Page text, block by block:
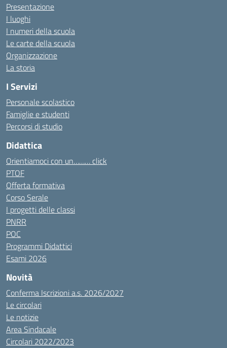
Presentazione
I luoghi
I numeri della scuola
Le carte della scuola
Organizzazione
La storia
I Servizi
Personale scolastico
Famiglie e studenti
Percorsi di studio
Didattica
Orientiamoci con un……… click
PTOF
Offerta formativa
Corso Serale
I progetti delle classi
PNRR
POC
Programmi Didattici
Esami 2026
Novità
Conferma Iscrizioni a.s. 2026/2027
Le circolari
Le notizie
Area Sindacale
Circolari 2022/2023